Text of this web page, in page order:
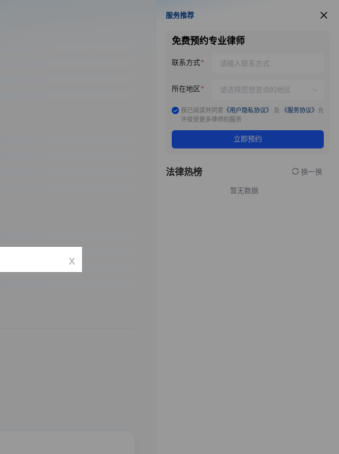
服务推荐
服务推荐
免费预约专业律师
联系方式
所在地区
我已阅读并同意 《用户隐私协议》 及 《服务协议》 允
许接受更多律师的服务
立即预约
法律热榜 换一换
暂无数据
x